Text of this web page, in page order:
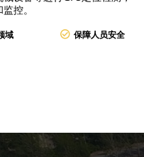
控。
域
保障人员安全